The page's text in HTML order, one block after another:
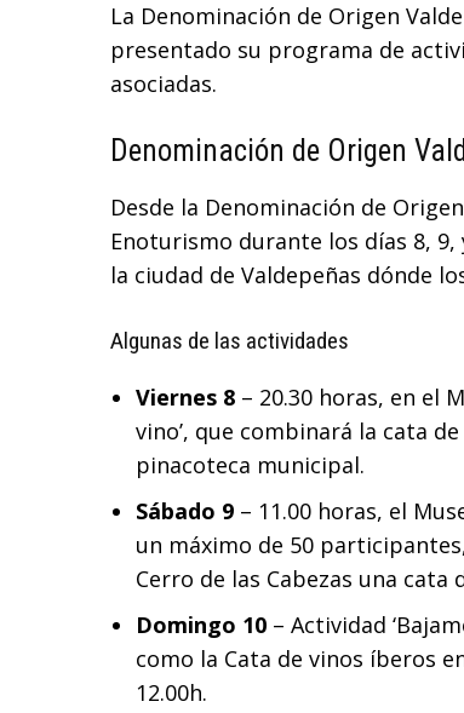
La Denominación de Origen
presentado su programa de
asociadas.
Denominación de Origen
Desde la Denominación de
Enoturismo durante los días 8,
la ciudad de Valdepeñas dónde
Algunas de las actividades
Viernes 8 – 20.30 horas, en el
vino’, que combinará la cata
pinacoteca municipal.
Sábado 9 – 11.00 horas, el
un máximo de 50
Cerro de las Cabezas una cata
Domingo 10 – Actividad
como la Cata de vinos íberos
12.00h.